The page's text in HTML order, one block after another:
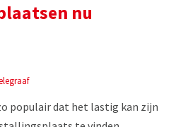
nu
populair dat het lastig kan zijn